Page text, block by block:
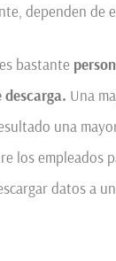
dependen de
bastante
descarga. Una
una
los empleados
datos a